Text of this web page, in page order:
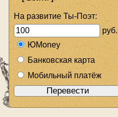
На развитие Ты-Поэт:
руб.
ЮMoney
Банковская карта
Мобильный платёж